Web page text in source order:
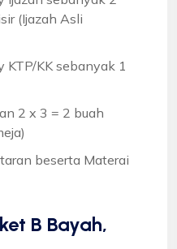
(Ijazah Asli
KK sebanyak 1
2 x 3 = 2 buah
beserta Materai
B Bayah,